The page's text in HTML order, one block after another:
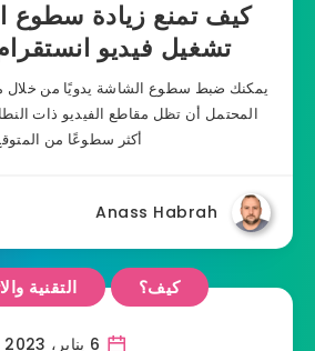
كيف تمنع زيادة سطوع
تشغيل فيديو
يمكنك ضبط سطوع الشاشة يدويًا من خلال
المحتمل أن تظل مقاطع الفيديو ذات
أكثر سطوعًا من
Anass Habrah
كيف؟ التقنية